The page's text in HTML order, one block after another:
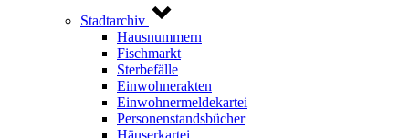
Stadtarchiv
Hausnummern
Fischmarkt
Sterbefälle
Einwohnerakten
Einwohnermeldekartei
Personenstandsbücher
Häuserkartei